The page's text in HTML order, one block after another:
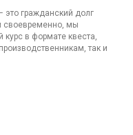
гражданский долг
своевременно, мы
курс в формате квеста,
так и